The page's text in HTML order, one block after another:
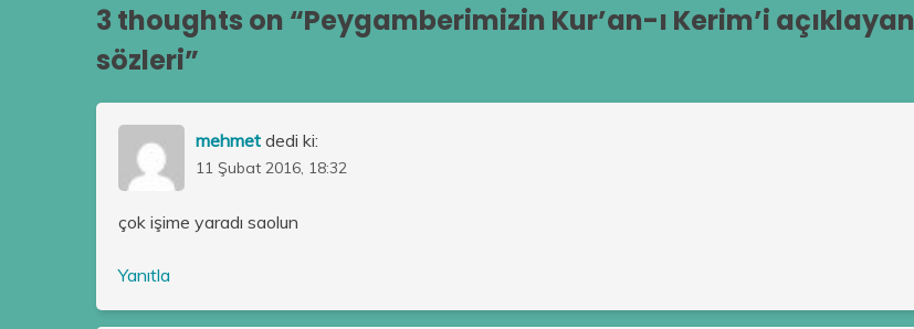
3 thoughts on “Peygamberimizin Kur’an-ı Kerim’i açıklayan
sözleri”
mehmet dedi ki:
11 Şubat 2016, 18:32
çok işime yaradı saolun
Yanıtla